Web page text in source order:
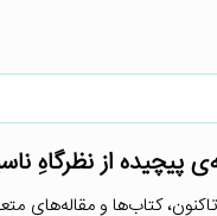
پیچیده از نظرگاهِ
کتاب‌ها و مقاله‌های